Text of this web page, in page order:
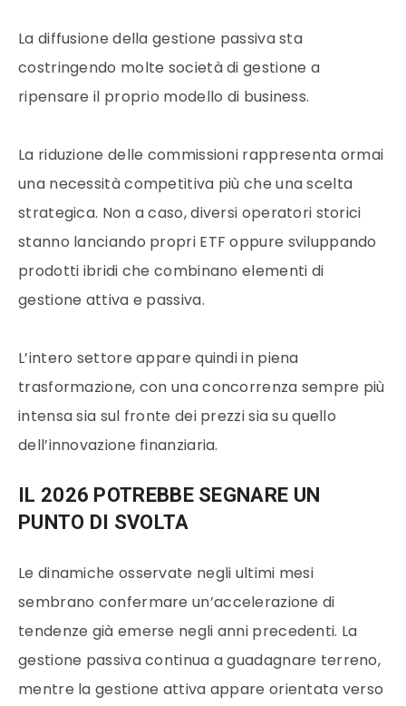
La diffusione della gestione passiva sta
costringendo molte società di gestione a
ripensare il proprio modello di business.
La riduzione delle commissioni rappresenta ormai
una necessità competitiva più che una scelta
strategica. Non a caso, diversi operatori storici
stanno lanciando propri ETF oppure sviluppando
prodotti ibridi che combinano elementi di
gestione attiva e passiva.
L’intero settore appare quindi in piena
trasformazione, con una concorrenza sempre più
intensa sia sul fronte dei prezzi sia su quello
dell’innovazione finanziaria.
IL 2026 POTREBBE SEGNARE UN
PUNTO DI SVOLTA
Le dinamiche osservate negli ultimi mesi
sembrano confermare un’accelerazione di
tendenze già emerse negli anni precedenti. La
gestione passiva continua a guadagnare terreno,
mentre la gestione attiva appare orientata verso